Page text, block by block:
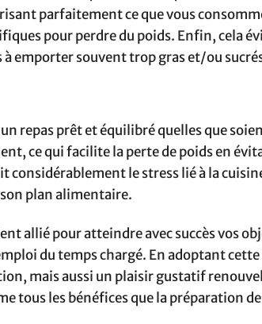
parfaitement ce que vous
pour perdre du poids. Enfin, cela
emporter souvent trop gras et/ou
repas prêt et équilibré quelles que
ce qui facilite la perte de poids en
considérablement le stress lié à la
plan alimentaire.
allié pour atteindre avec succès vos
du temps chargé. En adoptant
mais aussi un plaisir gustatif
tous les bénéfices que la préparation